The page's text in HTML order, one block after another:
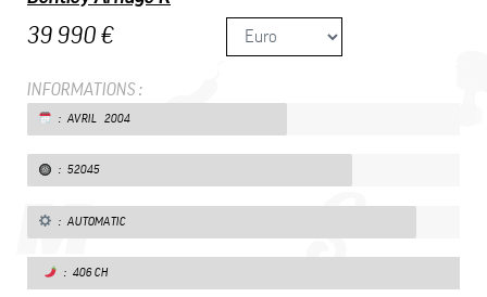
39 990 €
INFORMATIONS :
: AVRIL 2004
: 52045
: AUTOMATIC
: 406 CH